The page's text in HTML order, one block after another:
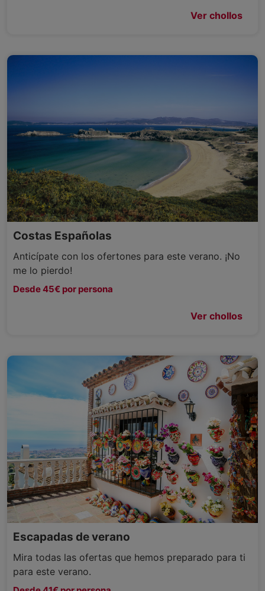
Ver chollos
Costas Españolas
Anticípate con los ofertones para este verano. ¡No
me lo pierdo!
Desde 45€ por persona
Ver chollos
Escapadas de verano
Mira todas las ofertas que hemos preparado para ti
para este verano.